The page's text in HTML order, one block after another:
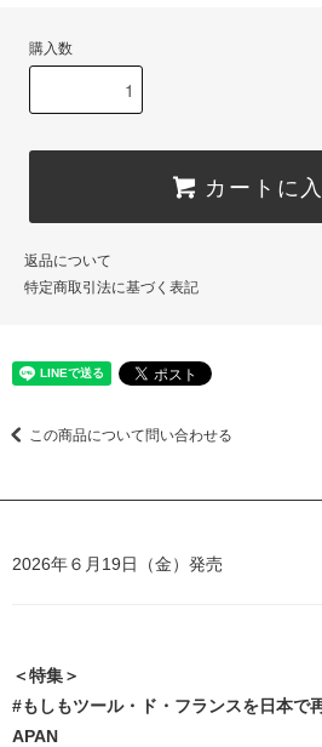
購入数
カートに
返品について
特定商取引法に基づく表記
この商品について問い合わせる
2026年６月19日（金）発売
＜特集＞
#もしもツール・ド・フランスを日本で
APAN